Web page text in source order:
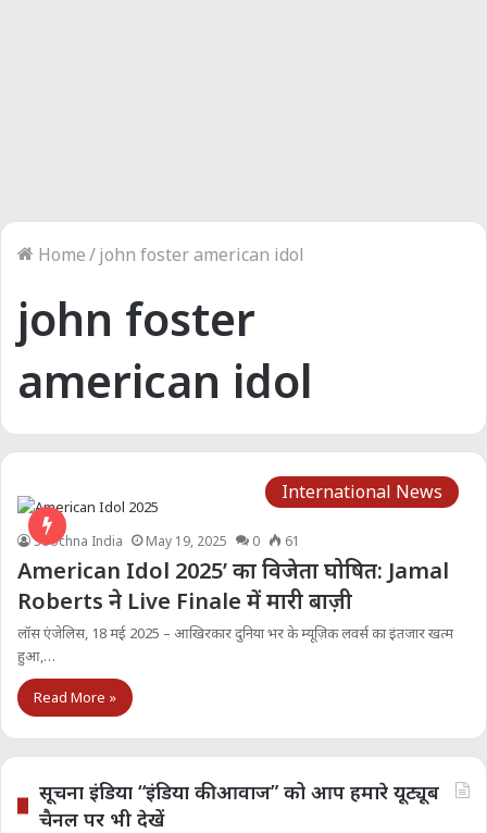
Home/john foster american idol
john foster
american idol
International News
Soochna India May 19, 2025 0 61
American Idol 2025’ का विजेता घोषित: Jamal
Roberts ने Live Finale में मारी बाज़ी
लॉस एंजेलिस, 18 मई 2025 – आखिरकार दुनिया भर के म्यूज़िक लवर्स का इंतजार खत्म
हुआ,…
Read More »
सूचना इंडिया “इंडिया की आवाज” को आप हमारे यूट्यूब
चैनल पर भी देखें